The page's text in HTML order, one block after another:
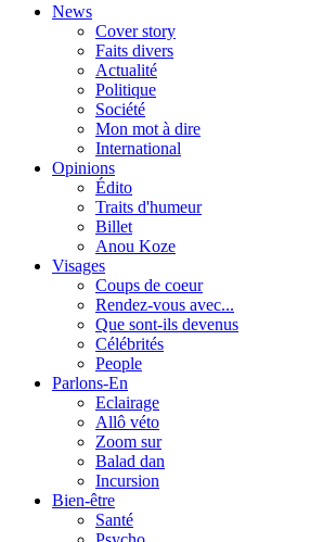
News
Cover story
Faits divers
Actualité
Politique
Société
Mon mot à dire
International
Opinions
Édito
Traits d'humeur
Billet
Anou Koze
Visages
Coups de coeur
Rendez-vous avec...
Que sont-ils devenus
Célébrités
People
Parlons-En
Eclairage
Allô véto
Zoom sur
Balad dan
Incursion
Bien-être
Santé